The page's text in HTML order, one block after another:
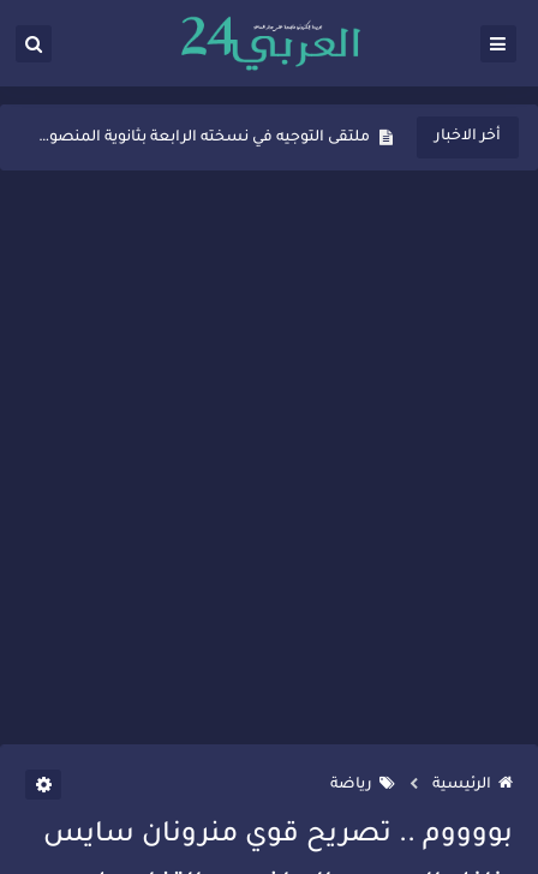
أخر الاخبار
ثانوية المنصور الذهبي بسيدي قاسم تُعزّز ثقافة التوجيه المدرسي بمبادرة نوعية تجمع بين التفاعل والتكريم
ملتقى التوجيه في نسخته الرابعة بثانوية المنصور الذهبي بسيدي قاسم
الرئيسية رياضة
بووووم .. تصريح قوي منرونان سايس